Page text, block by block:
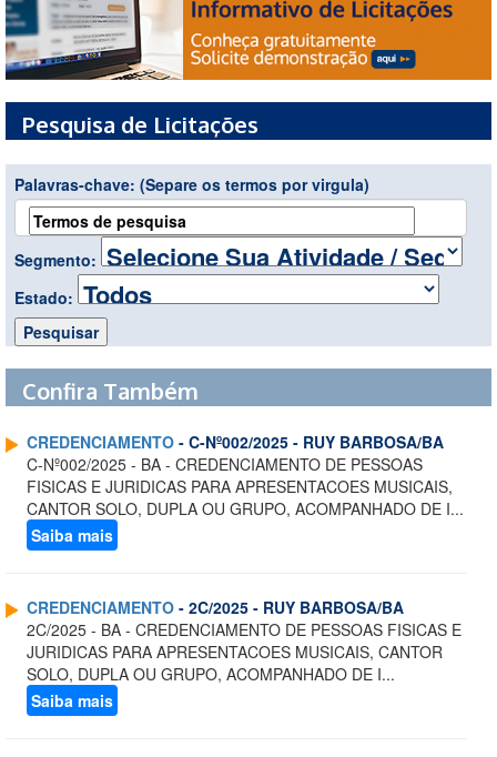
Pesquisa de Licitações
Palavras-chave: (Separe os termos por virgula)
Segmento:
Estado:
Confira Também
CREDENCIAMENTO - C-Nº002/2025 - RUY BARBOSA/BA
C-Nº002/2025 - BA - CREDENCIAMENTO DE PESSOAS
FISICAS E JURIDICAS PARA APRESENTACOES MUSICAIS,
CANTOR SOLO, DUPLA OU GRUPO, ACOMPANHADO DE I...
Saiba mais
CREDENCIAMENTO - 2C/2025 - RUY BARBOSA/BA
2C/2025 - BA - CREDENCIAMENTO DE PESSOAS FISICAS E
JURIDICAS PARA APRESENTACOES MUSICAIS, CANTOR
SOLO, DUPLA OU GRUPO, ACOMPANHADO DE I...
Saiba mais